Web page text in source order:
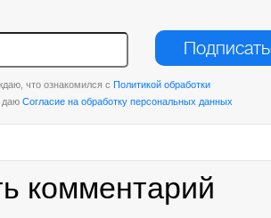
что ознакомился с Политикой обработки
даю Согласие на обработку персональных данных
комментарий